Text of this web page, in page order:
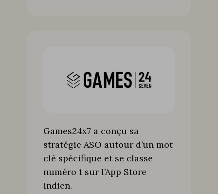
Games24x7 a conçu sa
stratégie ASO autour d’un mot
clé spécifique et se classe
numéro 1 sur l’App Store
indien.